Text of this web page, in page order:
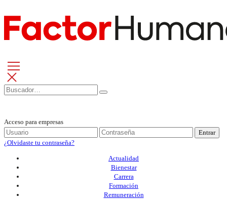
Acceso para empresas
Entrar
¿Olvidaste tu contraseña?
Actualidad
Bienestar
Carrera
Formación
Remuneración